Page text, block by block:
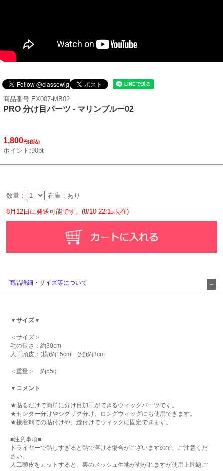
商品番号:EX007-MB02
PRO 分け目パーツ - マリンブルー02
1,800円(税込)
ポイント:90pt
数量： 在庫：あり
8月12日に発送可能です。(8/10 22:15現在)
商品詳細・サイズ等について
▼サイズ▼
＜サイズ＞
毛の長さ：約30cm
人工頭皮：(横)約15cm (縦)約3cm
＜重量＞ 約55g
▼コメント
★貼るだけで簡単に分け目加工ができるウィッグパーツです。
★センター分けやジグザグ分け、ロングウィッグにも使用できます。
★接着剤での貼付けや、縫付けでウィッグに固定できます。
■注意事項■
ドライヤーで熱しすぎると熱で溶ける場合がございますので、ご注意くだ
さい。
人工頭皮をカットすると、裏のメッシュ生地が剥がれますが使用上問題ご